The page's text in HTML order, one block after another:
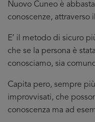
Nuovo Cuneo è
conoscenze, attraverso
E’ il metodo di sicuro
che se la persona è
conosciamo, sia
Capita pero, sempre
improvvisati, che
conoscenza ma ad